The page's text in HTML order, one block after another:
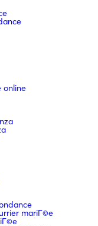
online
mariГ©e